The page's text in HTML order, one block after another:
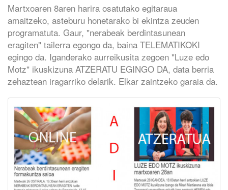
Martxoaren 8aren harira osatutako egitaraua
amaitzeko, asteburu honetarako bi ekintza zeuden
programatuta. Gaur, "nerabeak berdintasunean
eragiten" tailerra egongo da, baina TELEMATIKOKI
egingo da. Iganderako aurreikusita zegoen "Luze edo
Motz" ikuskizuna ATZERATU EGINGO DA, data berria
zehaztean iragarriko delarik. Elkar zaintzeko garaia da.